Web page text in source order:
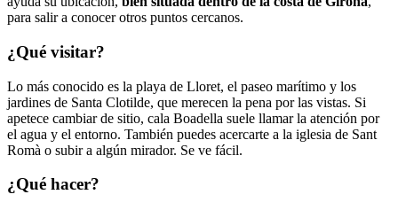
para salir a conocer otros puntos cercanos.
¿Qué visitar?
Lo más conocido es la playa de Lloret, el paseo marítimo y los
jardines de Santa Clotilde, que merecen la pena por las vistas. Si
apetece cambiar de sitio, cala Boadella suele llamar la atención por
el agua y el entorno. También puedes acercarte a la iglesia de Sant
Romà o subir a algún mirador. Se ve fácil.
¿Qué hacer?